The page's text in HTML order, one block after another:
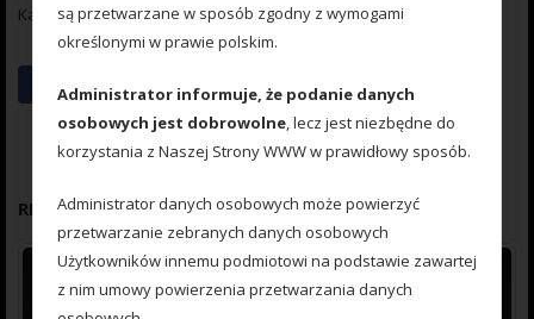
Kategorie:HARD DARK CAMOU 5m.,Leadcore i mat. przeponowe
RELATED PRODUCTS
są przetwarzane w sposób zgodny z wymogami
określonymi w prawie polskim.
Administrator informuje, że podanie danych
osobowych jest dobrowolne, lecz jest niezbędne do
korzystania z Naszej Strony WWW w prawidłowy sposób.
Administrator danych osobowych może powierzyć
przetwarzanie zebranych danych osobowych
Użytkowników innemu podmiotowi na podstawie zawartej
z nim umowy powierzenia przetwarzania danych